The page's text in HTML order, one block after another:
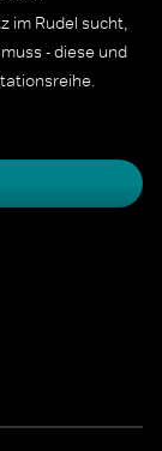
im Rudel sucht,
- diese und